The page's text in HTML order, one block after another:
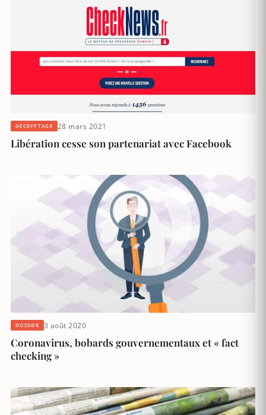
DÉCRYPTAGE 28 mars 2021
Libération cesse son partenariat avec Facebook
DOSSIER 3 août 2020
Coronavirus, bobards gouvernementaux et « fact
checking »